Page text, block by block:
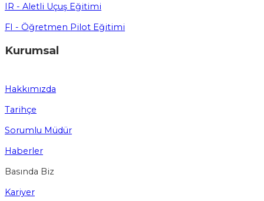
IR - Aletli Uçuş Eğitimi
FI - Öğretmen Pilot Eğitimi
Kurumsal
Hakkımızda
Tarihçe
Sorumlu Müdür
Haberler
Basında Biz
Kariyer